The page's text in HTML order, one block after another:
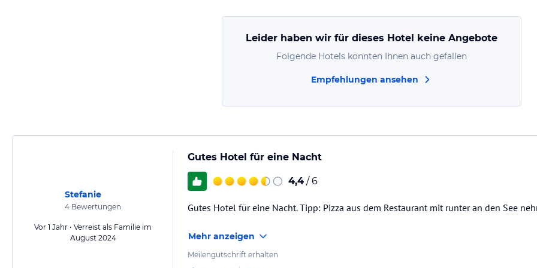
Streichelzoo
0:29
Leider haben wir für dieses Hotel keine Angebote
Folgende Hotels könnten Ihnen auch gefallen
Empfehlungen ansehen
Stefanie
4 Bewertungen
Vor 1 Jahr • Verreist als Familie im
August 2024
Gutes Hotel für eine Nacht
4,4 / 6
Gutes Hotel für eine Nacht. Tipp: Pizza aus dem Restaurant mit runter an den See
Mehr anzeigen
Meilengutschrift erhalten